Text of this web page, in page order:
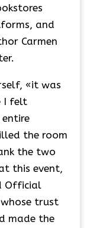
and
Carmen
«it was
I felt
the room
the two
this event,
Official
trust
made the